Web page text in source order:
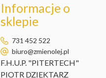
Informacje o
sklepie
731 452 522
biuro@zmienolej.pl
F.H.U.P. "PITERTECH"
PIOTR DZIEKTARZ